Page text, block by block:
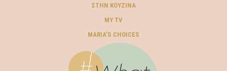
ΣΤΗΝ ΚΟΥΖΊΝΑ
MY TV
ΜARIA’S CHOICES